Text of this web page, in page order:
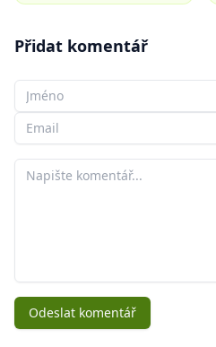
Přidat komentář
Vaše jméno
Váš e-mail
Váš komentář
Odeslat komentář